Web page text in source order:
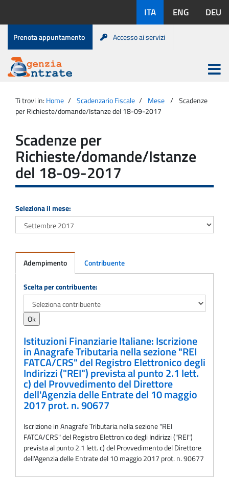
contenuto
disponibili:
ITA ENG DEU
Menu
di
servizio
Prenota appuntamento Accesso ai servizi
Agenzia
Entrate
Apri
menu
principale
Ti trovi in: Home Scadenzario Fiscale Mese
Scadenze
per Richieste/domande/Istanze del 18-09-2017
Scadenze per
Richieste/domande/Istanze
del 18-09-2017
Seleziona il mese:
Adempimento Contribuente
Adempimento
Scelta per contribuente:
Istituzioni Finanziarie Italiane: Iscrizione
in Anagrafe Tributaria nella sezione "REI
FATCA/CRS" del Registro Elettronico degli
Indirizzi ("REI") prevista al punto 2.1 lett.
c) del Provvedimento del Direttore
dell'Agenzia delle Entrate del 10 maggio
2017 prot. n. 90677
Iscrizione in Anagrafe Tributaria nella sezione "REI
FATCA/CRS" del Registro Elettronico degli Indirizzi ("REI")
prevista al punto 2.1 lett. c) del Provvedimento del Direttore
dell'Agenzia delle Entrate del 10 maggio 2017 prot. n. 90677